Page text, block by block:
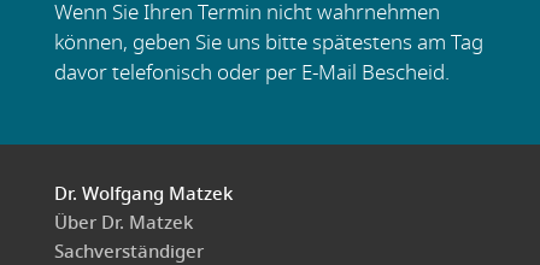
Wenn Sie Ihren Termin nicht wahrnehmen
können, geben Sie uns bitte spätestens am Tag
davor telefonisch oder per E-Mail Bescheid.
Dr. Wolfgang Matzek
Über Dr. Matzek
Sachverständiger